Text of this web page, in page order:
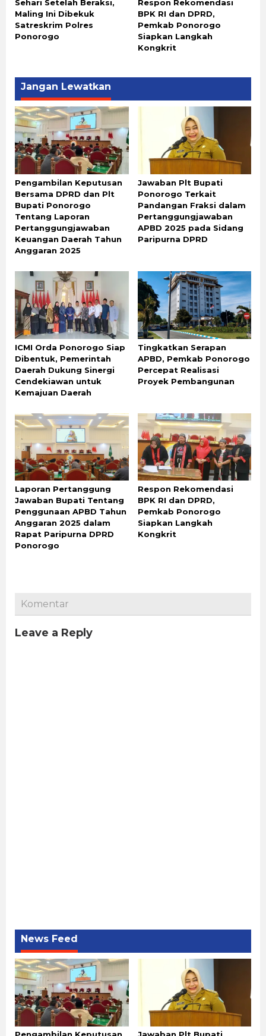
Sehari Setelah Beraksi,
Maling Ini Dibekuk
Satreskrim Polres
Ponorogo
Respon Rekomendasi
BPK RI dan DPRD,
Pemkab Ponorogo
Siapkan Langkah
Kongkrit
Jangan Lewatkan
Pengambilan Keputusan
Bersama DPRD dan Plt
Bupati Ponorogo
Tentang Laporan
Pertanggungjawaban
Keuangan Daerah Tahun
Anggaran 2025
Jawaban Plt Bupati
Ponorogo Terkait
Pandangan Fraksi dalam
Pertanggungjawaban
APBD 2025 pada Sidang
Paripurna DPRD
ICMI Orda Ponorogo Siap
Dibentuk, Pemerintah
Daerah Dukung Sinergi
Cendekiawan untuk
Kemajuan Daerah
Tingkatkan Serapan
APBD, Pemkab Ponorogo
Percepat Realisasi
Proyek Pembangunan
Laporan Pertanggung
Jawaban Bupati Tentang
Penggunaan APBD Tahun
Anggaran 2025 dalam
Rapat Paripurna DPRD
Ponorogo
Respon Rekomendasi
BPK RI dan DPRD,
Pemkab Ponorogo
Siapkan Langkah
Kongkrit
Komentar
Leave a Reply
News Feed
Pengambilan Keputusan
Jawaban Plt Bupati